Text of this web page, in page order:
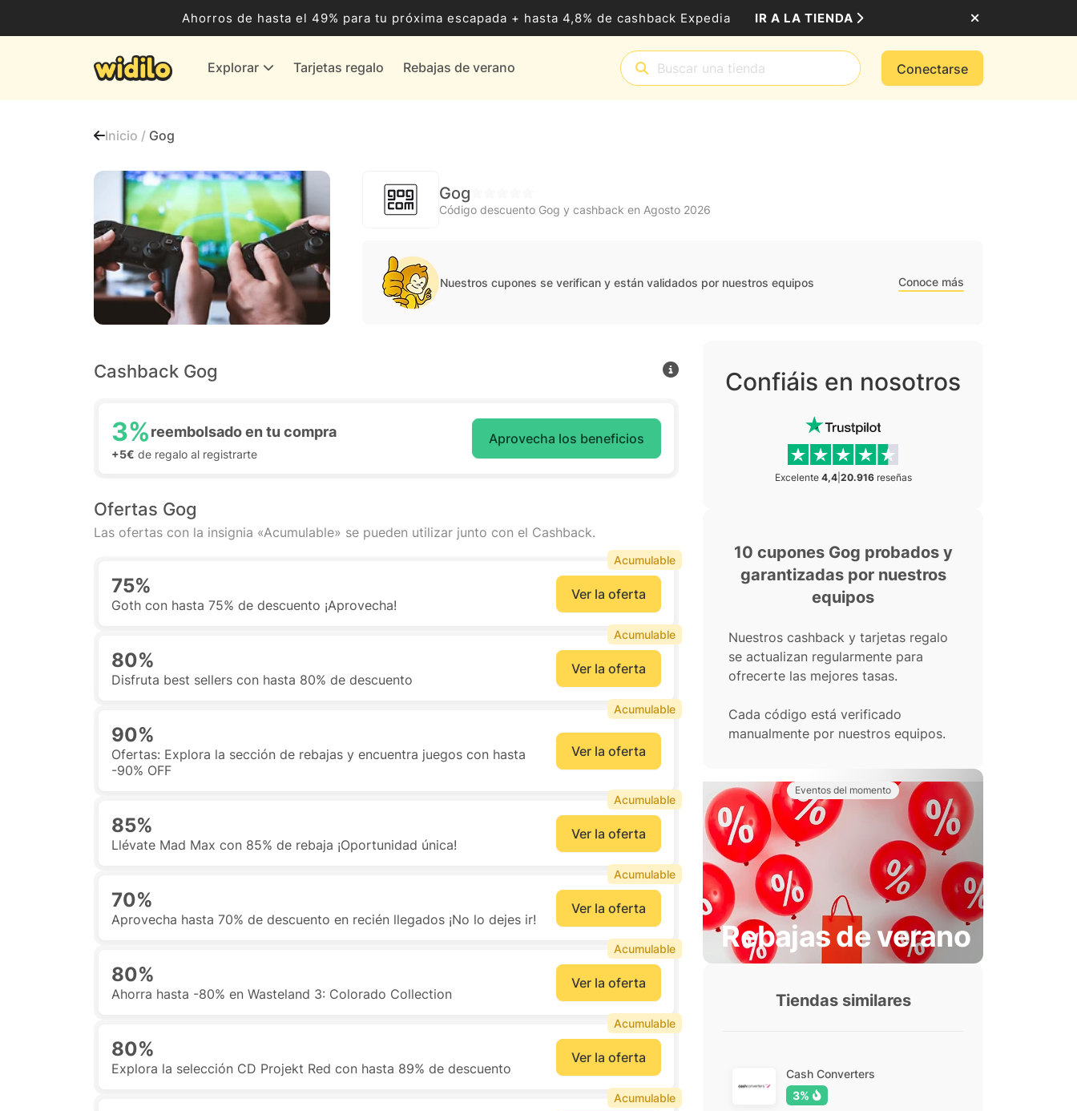
Ahorros de hasta el 49% para tu próxima escapada + hasta 4,8% de cashback Expedia IR A LA TIENDA
Explorar Tarjetas regalo Rebajas de verano Conectarse
Ocio, Entretenimiento y Cultura
Proveedores de gas y energía
Todas las tiendas
Inicio / Gog
Gog
Código descuento Gog y cashback en Agosto 2026
Nuestros cupones se verifican y están validados por nuestros equipos Conoce más
Cashback Gog
3%reembolsado en tu compra
+5€ de regalo al registrarte
Aprovecha los beneficios
Ofertas Gog
Las ofertas con la insignia «Acumulable» se pueden utilizar junto con el Cashback.
75%
Goth con hasta 75% de descuento ¡Aprovecha!
Ver la oferta
Acumulable
80%
Disfruta best sellers con hasta 80% de descuento
Ver la oferta
Acumulable
90%
Ofertas: Explora la sección de rebajas y encuentra juegos con hasta
-90% OFF
Ver la oferta
Acumulable
85%
Llévate Mad Max con 85% de rebaja ¡Oportunidad única!
Ver la oferta
Acumulable
70%
Aprovecha hasta 70% de descuento en recién llegados ¡No lo dejes ir!
Ver la oferta
Acumulable
80%
Ahorra hasta -80% en Wasteland 3: Colorado Collection
Ver la oferta
Acumulable
80%
Explora la selección CD Projekt Red con hasta 89% de descuento
Ver la oferta
Acumulable
Acumulable
Confiáis en nosotros
Excelente 4,4| 20.916reseñas
10 cupones Gog probados y
garantizadas por nuestros
equipos
Nuestros cashback y tarjetas regalo
se actualizan regularmente para
ofrecerte las mejores tasas.
Cada código está verificado
manualmente por nuestros equipos.
Eventos del momento
Rebajas de verano
Tiendas similares
Cash Converters
3%